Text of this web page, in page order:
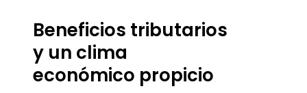
Beneficios tributarios
y un clima
económico propicio